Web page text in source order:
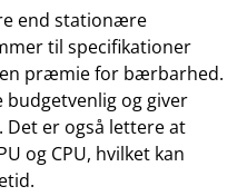
end stationære
til specifikationer
præmie for bærbarhed.
budgetvenlig og giver
Det er også lettere at
og CPU, hvilket kan